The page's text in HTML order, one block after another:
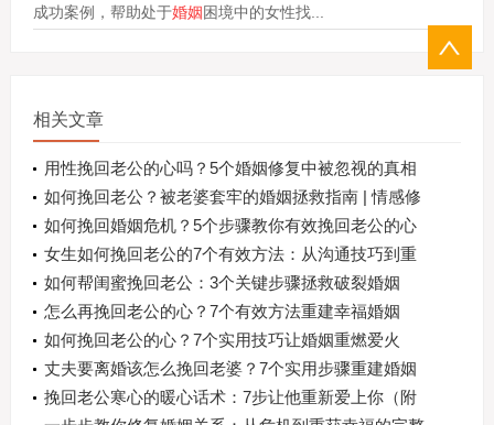
成功案例，帮助处于婚姻困境中的女性找...
相关文章
用性挽回老公的心吗？5个婚姻修复中被忽视的真相
如何挽回老公？被老婆套牢的婚姻拯救指南 | 情感修
复实战技巧
如何挽回婚姻危机？5个步骤教你有效挽回老公的心
女生如何挽回老公的7个有效方法：从沟通技巧到重
建信任
如何帮闺蜜挽回老公：3个关键步骤拯救破裂婚姻
怎么再挽回老公的心？7个有效方法重建幸福婚姻
如何挽回老公的心？7个实用技巧让婚姻重燃爱火
丈夫要离婚该怎么挽回老婆？7个实用步骤重建婚姻
信任
挽回老公寒心的暖心话术：7步让他重新爱上你（附